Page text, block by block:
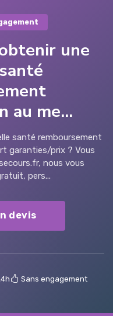
une
au me...
santé remboursement
garanties/prix ? Vous
nous vous
pers...
devis
Sans engagement